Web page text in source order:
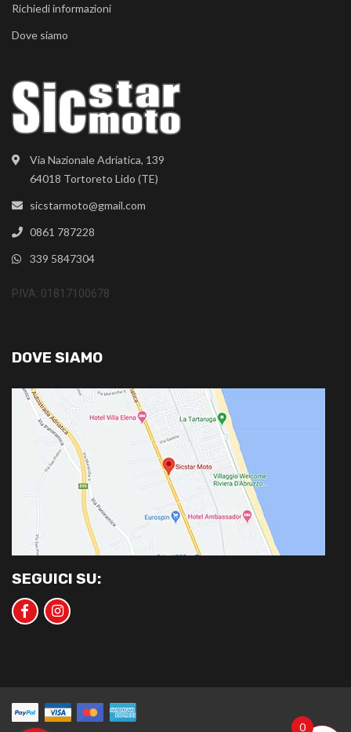
Via Nazionale Adriatica, 139
64018 Tortoreto Lido (TE)
sicstarmoto@gmail.com
0861 787228
339 5847304
P.IVA: 01817100678
Richiedi informazioni
Dove siamo
DOVE SIAMO
SEGUICI SU:
0